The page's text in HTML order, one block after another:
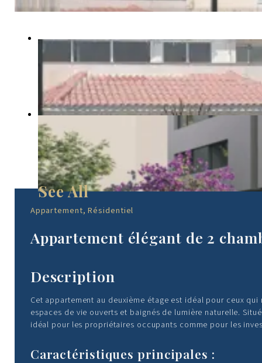
Appartement, Résidentiel
Appartement élégant de 2
Description
Cet appartement au deuxième étage est idéal pour ceux
espaces de vie ouverts et baignés de lumière naturelle.
idéal pour les propriétaires occupants comme pour les
Caractéristiques principales :